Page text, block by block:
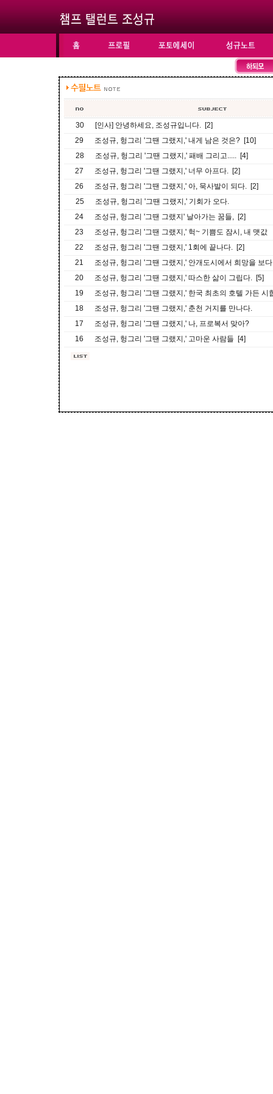
30
[인사] 안녕하세요, 조성규입니다. [2]
29
조성규, 헝그리 '그땐 그랬지,' 내게 남은 것은? [10]
28
조성규, 헝그리 '그땐 그랬지,' 패배 그리고..... [4]
27
조성규, 헝그리 '그땐 그랬지,' 너무 아프다. [2]
26
조성규, 헝그리 '그땐 그랬지,' 아, 묵사발이 되다. [2]
25
조성규, 헝그리 '그땐 그랬지,' 기회가 오다.
24
조성규, 헝그리 '그땐 그랬지' 날아가는 꿈들, [2]
23
조성규, 헝그리 '그땐 그랬지,' 헉~ 기쁨도 잠시, 내 맷값
22
조성규, 헝그리 '그땐 그랬지,' 1회에 끝나다. [2]
21
조성규, 헝그리 '그땐 그랬지,' 안개도시에서 희망을 보
20
조성규, 헝그리 '그땐 그랬지,' 따스한 삶이 그립다. [5]
19
조성규, 헝그리 '그땐 그랬지,' 한국 최초의 호텔 가든 시
18
조성규, 헝그리 '그땐 그랬지,' 춘천 거지를 만나다.
17
조성규, 헝그리 '그땐 그랬지,' 나, 프로복서 맞아?
16
조성규, 헝그리 '그땐 그랬지,' 고마운 사람들 [4]